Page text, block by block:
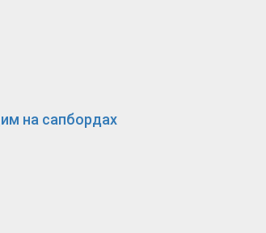
на сапбордах